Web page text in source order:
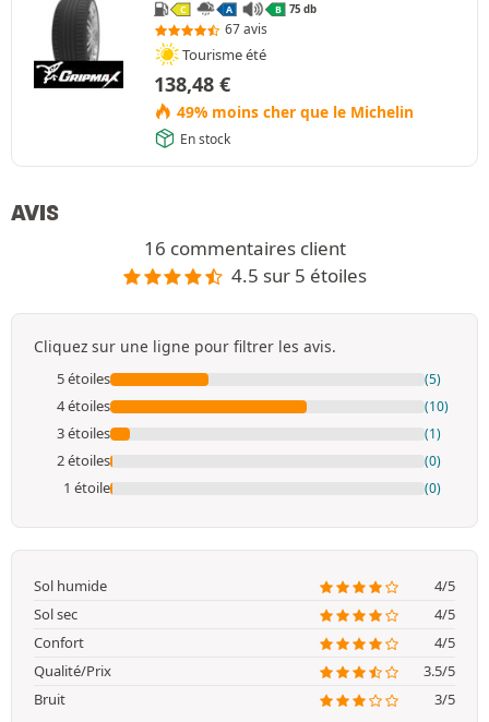
C A B 75 db
67 avis
Tourisme été
138,48 €
49% moins cher que le Michelin
En stock
AVIS
16 commentaires client
4.5 sur 5 étoiles
Cliquez sur une ligne pour filtrer les avis.
5 étoiles (5)
4 étoiles (10)
3 étoiles (1)
2 étoiles (0)
1 étoile (0)
Sol humide
4/5
Sol sec
4/5
Confort
4/5
Qualité/Prix
3.5/5
Bruit
3/5